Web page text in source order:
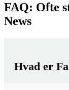
FAQ: Ofte
News
Hvad er